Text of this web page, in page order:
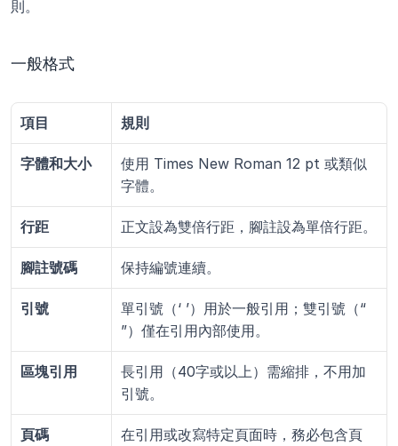
則。
一般格式
項目 規則
字體和大小
使用 Times New Roman 12 pt 或類似
字體。
行距 正文設為雙倍行距，腳註設為單倍行距。
腳註號碼 保持編號連續。
引號
單引號（‘ ’）用於一般引用；雙引號（“
”）僅在引用內部使用。
區塊引用
長引用（40字或以上）需縮排，不用加
引號。
頁碼
在引用或改寫特定頁面時，務必包含頁